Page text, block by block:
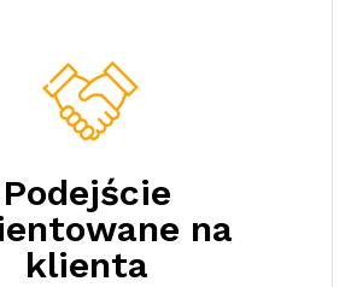
Podejście
na
klienta